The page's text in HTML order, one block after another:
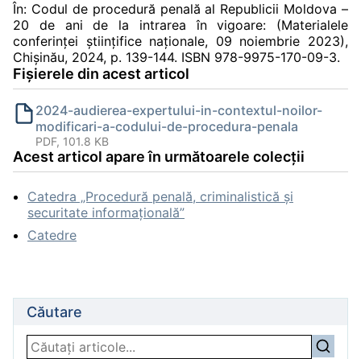
În: Codul de procedură penală al Republicii Moldova –
20 de ani de la intrarea în vigoare: (Materialele
conferinței ştiinţifice naţionale, 09 noiembrie 2023),
Chișinău, 2024, p. 139-144. ISBN 978-9975-170-09-3.
Fișierele din acest articol
2024-audierea-expertului-in-contextul-noilor-
modificari-a-codului-de-procedura-penala
PDF, 101.8 KB
Acest articol apare în următoarele colecții
Catedra „Procedură penală, criminalistică și
securitate informațională”
Catedre
Căutare